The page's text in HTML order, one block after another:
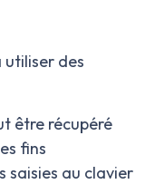
des
être récupéré
fins
saisies au clavier